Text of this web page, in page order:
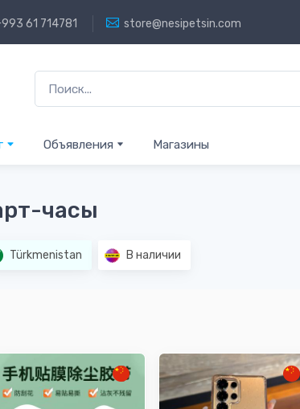
61 714781 store@nesipetsin.com
Объявления Магазины
часы
Türkmenistan В наличии